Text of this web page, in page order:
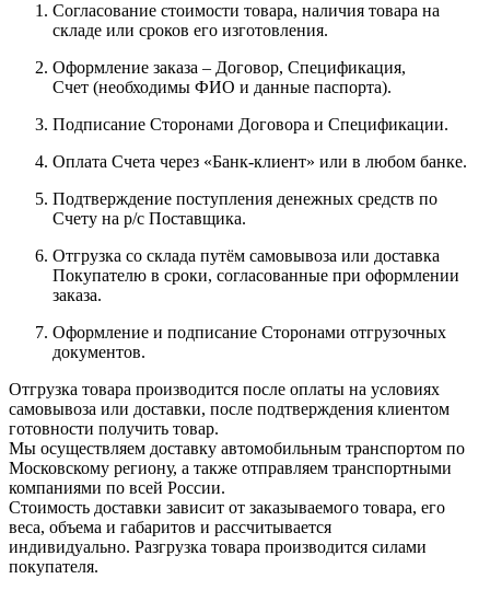
Согласование стоимости товара, наличия товара на
складе или сроков его изготовления.
Оформление заказа – Договор, Спецификация,
Счет (необходимы ФИО и данные паспорта).
Подписание Сторонами Договора и Спецификации.
Оплата Счета через «Банк-клиент» или в любом банке.
Подтверждение поступления денежных средств по
Счету на р/с Поставщика.
Отгрузка со склада путём самовывоза или доставка
Покупателю в сроки, согласованные при оформлении
заказа.
Оформление и подписание Сторонами отгрузочных
документов.
Отгрузка товара производится после оплаты на условиях
самовывоза или доставки, после подтверждения клиентом
готовности получить товар.
Мы осуществляем доставку автомобильным транспортом по
Московскому региону, а также отправляем транспортными
компаниями по всей России.
Стоимость доставки зависит от заказываемого товара, его
веса, объема и габаритов и рассчитывается
индивидуально. Разгрузка товара производится силами
покупателя.